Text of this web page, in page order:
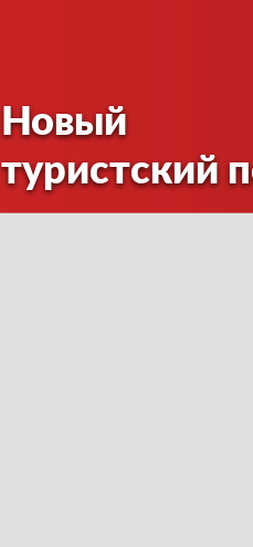
Новый
туристский